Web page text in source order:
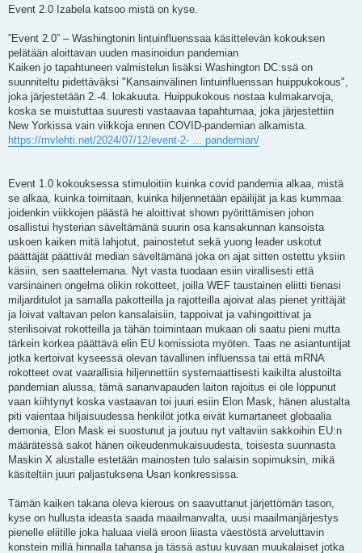
e
t
i
Event 2.0 Izabela katsoo mistä on kyse.
”Event 2.0” – Washingtonin lintuinfluenssaa käsittelevän kokouksen
pelätään aloittavan uuden masinoidun pandemian
Kaiken jo tapahtuneen valmistelun lisäksi Washington DC:ssä on
suunniteltu pidettäväksi "Kansainvälinen lintuinfluenssan huippukokous",
joka järjestetään 2.-4. lokakuuta. Huippukokous nostaa kulmakarvoja,
koska se muistuttaa suuresti vastaavaa tapahtumaa, joka järjestettiin
New Yorkissa vain viikkoja ennen COVID-pandemian alkamista.
https://mvlehti.net/2024/07/12/event-2- ... pandemian/
Event 1.0 kokouksessa stimuloitiin kuinka covid pandemia alkaa, mistä
se alkaa, kuinka toimitaan, kuinka hiljennetään epäilijät ja kas kummaa
joidenkin viikkojen päästä he aloittivat shown pyörittämisen johon
osallistui hysterian säveltämänä suurin osa kansakunnan kansoista
uskoen kaiken mitä lahjotut, painostetut sekä yuong leader uskotut
päättäjät päättivät median säveltämänä joka on ajat sitten ostettu yksiin
käsiin, sen saattelemana. Nyt vasta tuodaan esiin virallisesti että
varsinainen ongelma olikin rokotteet, joilla WEF taustainen eliitti tienasi
miljarditulot ja samalla pakotteilla ja rajotteilla ajoivat alas pienet yrittäjät
ja loivat valtavan pelon kansalaisiin, tappoivat ja vahingoittivat ja
sterilisoivat rokotteilla ja tähän toimintaan mukaan oli saatu pieni mutta
tärkein korkea päättävä elin EU komissiota myöten. Taas ne asiantuntijat
jotka kertoivat kyseessä olevan tavallinen influenssa tai että mRNA
rokotteet ovat vaarallisia hiljennettiin systemaattisesti kaikilta alustoilta
pandemian alussa, tämä sananvapauden laiton rajoitus ei ole loppunut
vaan kiihtynyt koska vastaavan toi juuri esiin Elon Mask, hänen alustalta
piti vaientaa hiljaisuudessa henkilöt jotka eivät kumartaneet globaalia
demonia, Elon Mask ei suostunut ja joutuu nyt valtaviin sakkoihin EU:n
määrätessä sakot hänen oikeudenmukaisuudesta, toisesta suunnasta
Maskin X alustalle estetään mainosten tulo salaisin sopimuksin, mikä
käsiteltiin juuri paljastuksena Usan konkressissa.
Tämän kaiken takana oleva kierous on saavuttanut järjettömän tason,
kyse on hullusta ideasta saada maailmanvalta, uusi maailmanjärjestys
pienelle eliitille joka haluaa vielä eroon liiasta väestöstä arveluttavin
konstein millä hinnalla tahansa ja tässä astuu kuvaan muukalaiset jotka